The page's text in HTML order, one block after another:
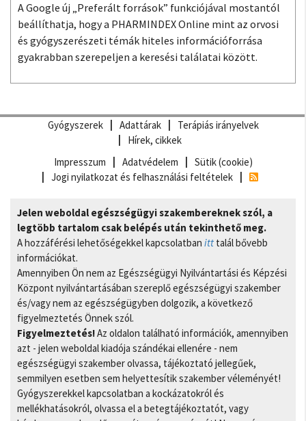
A Google új „Preferált források” funkciójával mostantól
beállíthatja, hogy a PHARMINDEX Online mint az orvosi
és gyógyszerészeti témák hiteles információforrása
gyakrabban szerepeljen a keresési találatai között.
Gyógyszerek Adattárak
Terápiás irányelvek
Hírek, cikkek
Impresszum
Adatvédelem
Sütik (cookie)
Jogi nyilatkozat és felhasználási feltételek
Jelen weboldal egészségügyi szakembereknek szól, a
legtöbb tartalom csak belépés után tekinthető meg.
A hozzáférési lehetőségekkel kapcsolatban itt talál bővebb
információkat.
Amennyiben Ön nem az Egészségügyi Nyilvántartási és Képzési
Központ nyilvántartásában szereplő egészségügyi szakember
és/vagy nem az egészségügyben dolgozik, a következő
figyelmeztetés Önnek szól.
Figyelmeztetés!Az oldalon található információk, amennyiben
azt - jelen weboldal kiadója szándékai ellenére - nem
egészségügyi szakember olvassa, tájékoztató jellegűek,
semmilyen esetben sem helyettesítik szakember véleményét!
Gyógyszerekkel kapcsolatban a kockázatokról és
mellékhatásokról, olvassa el a betegtájékoztatót, vagy